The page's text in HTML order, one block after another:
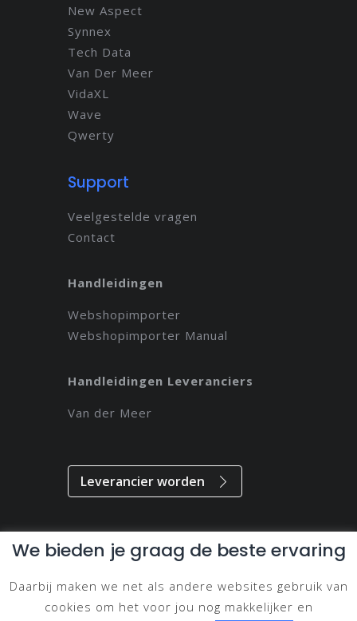
New Aspect
Synnex
Tech Data
Van Der Meer
VidaXL
Wave
Qwerty
Support
Veelgestelde vragen
Contact
Handleidingen
Webshopimporter
Webshopimporter Manual
Handleidingen Leveranciers
Van der Meer
Leverancier worden
Alle rechten voorbehouden // 2021 // Magdeveloper
Privacy & Disclaimer
We bieden je graag de beste ervaring
Daarbij maken we net als andere websites gebruik van
cookies om het voor jou nog makkelijker en